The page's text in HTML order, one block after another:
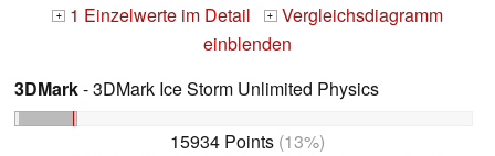
+ 1 Einzelwerte im Detail + Vergleichsdiagramm
einblenden
3DMark- 3DMark Ice Storm Unlimited Physics
15934 Points (13%)